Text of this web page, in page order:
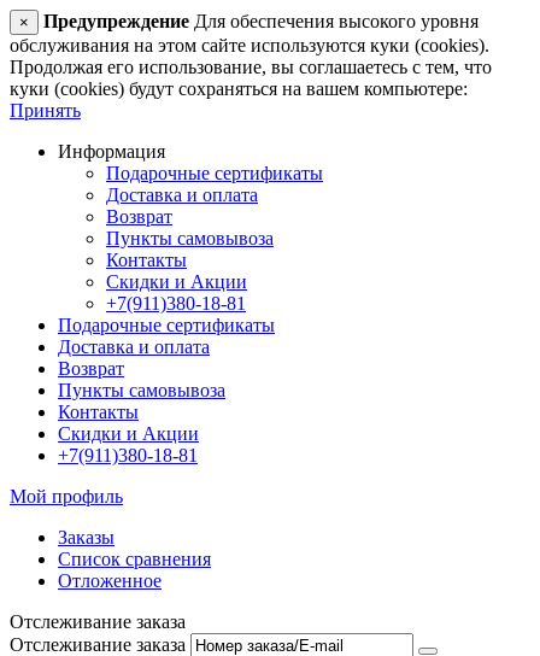
× Предупреждение Для обеспечения высокого уровня
обслуживания на этом сайте используются куки (cookies).
Продолжая его использование, вы соглашаетесь с тем, что
куки (cookies) будут сохраняться на вашем компьютере:
Принять
Информация
Подарочные сертификаты
Доставка и оплата
Возврат
Пункты самовывоза
Контакты
Скидки и Акции
+7(911)380-18-81
Подарочные сертификаты
Доставка и оплата
Возврат
Пункты самовывоза
Контакты
Скидки и Акции
+7(911)380-18-81
Мой профиль
Заказы
Список сравнения
Отложенное
Отслеживание заказа
Отслеживание заказа